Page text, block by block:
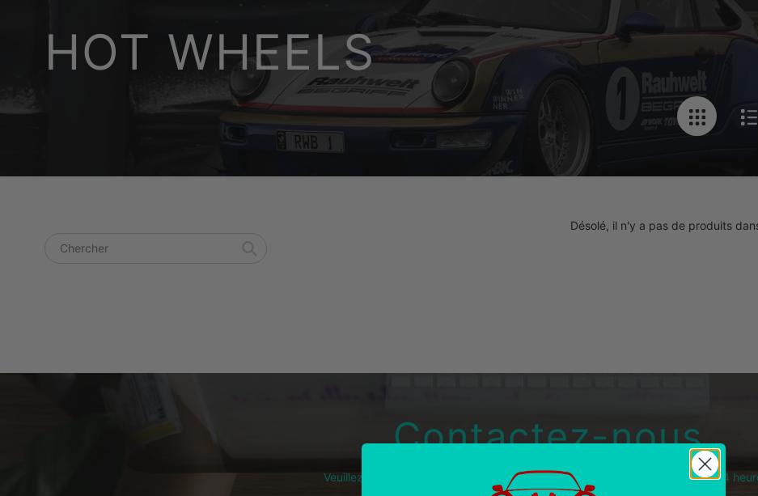
HOT WHEELS
Désolé, il n'y a pas de produits
Contactez-nous
Veuillez remplir le formulaire ci-dessous et nous vous répondrons dans les 24